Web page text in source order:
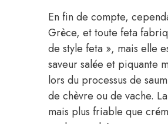
En fin de compte,
Grèce, et toute feta
de style feta », mais elle
saveur salée et piquante
lors du processus de
de chèvre ou de vache.
mais plus friable que